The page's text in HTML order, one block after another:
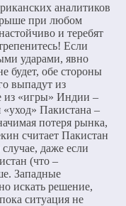
аналитиков
при любом
и теребят
Если
ударами, явно
будет, обе стороны
выпадут из
из «игры» Индии –
Пакистана –
потеря рынка,
считает Пакистан
даже если
(что –
Западные
искать решение,
ситуация не